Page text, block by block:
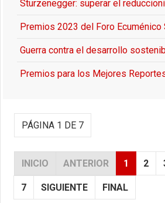
Sturzenegger: superar el
Premios 2023 del Foro Ecuménico
Guerra contra el desarrollo
Premios para los Mejores
PÁGINA 1 DE 7
INICIO ANTERIOR 1 2
7 SIGUIENTE FINAL